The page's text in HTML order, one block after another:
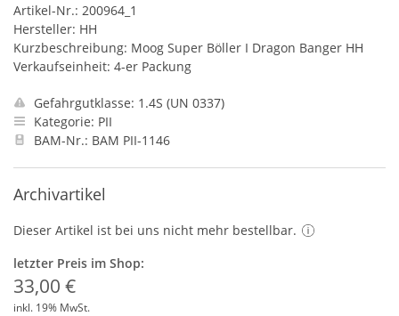
Artikel-Nr.: 200964_1
Hersteller: HH
Kurzbeschreibung: Moog Super Böller I Dragon Banger HH
Verkaufseinheit: 4-er Packung
Gefahrgutklasse: 1.4S (UN 0337)
Kategorie: PII
BAM-Nr.: BAM PII-1146
Archivartikel
Dieser Artikel ist bei uns nicht mehr bestellbar.
letzter Preis im Shop:
33,00 €
inkl. 19% MwSt.